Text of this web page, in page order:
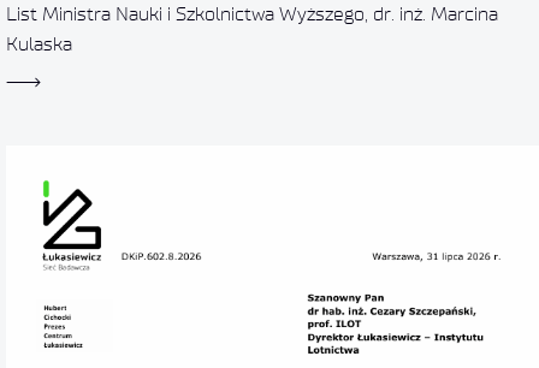
List Ministra Nauki i Szkolnictwa Wyższego, dr. inż. Marcina
Kulaska